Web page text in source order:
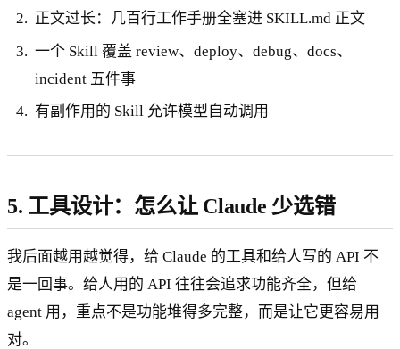
正文过长：几百行工作手册全塞进 SKILL.md 正文
一个 Skill 覆盖 review、deploy、debug、docs、
incident 五件事
有副作用的 Skill 允许模型自动调用
5. 工具设计：怎么让 Claude 少选错
我后面越用越觉得，给 Claude 的工具和给人写的 API 不
是一回事。给人用的 API 往往会追求功能齐全，但给
agent 用，重点不是功能堆得多完整，而是让它更容易用
对。